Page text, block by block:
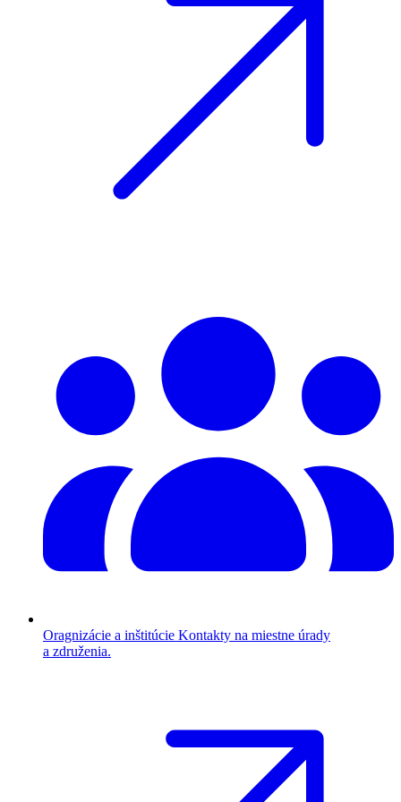
Oragnizácie a inštitúcie Kontakty na miestne úrady
a združenia.